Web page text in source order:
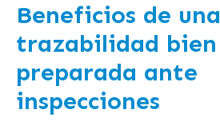
Beneficios de una
trazabilidad bien
preparada ante
inspecciones